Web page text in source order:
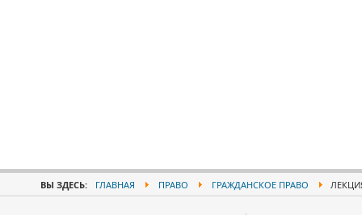
ВЫ ЗДЕСЬ: ГЛАВНАЯ ПРАВО ГРАЖДАНСКОЕ ПРАВО